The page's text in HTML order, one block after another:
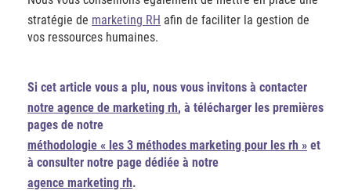
stratégie de marketing RH afin de faciliter la gestion de
vos ressources humaines.
Si cet article vous a plu, nous vous invitons à contacter
notre agence de marketing rh, à télécharger les premières
pages de notre
méthodologie « les 3 méthodes marketing pour les rh » et
à consulter notre page dédiée à notre
agence marketing rh.